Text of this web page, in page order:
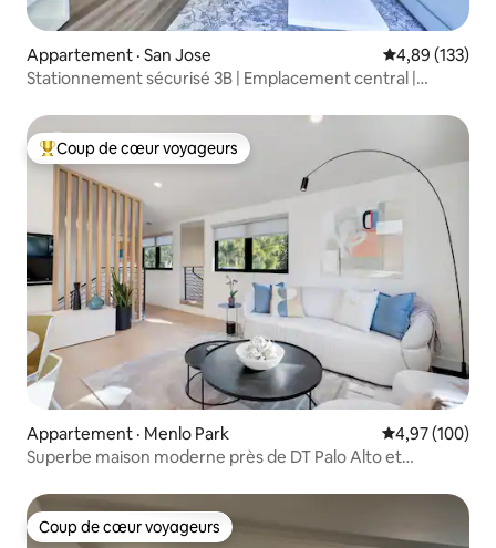
Appartement · San Jose Note
4,89 (133)
Stationnement sécurisé 3B | Emplacement central |
Coup de cœur voyageurs parmi les plus aimés
Coup de cœur voyageurs
Appartement · Menlo Park Note
4,97 (100)
Superbe maison moderne près de DT Palo Alto et
Coup de cœur voyageurs
Coup de cœur voyageurs